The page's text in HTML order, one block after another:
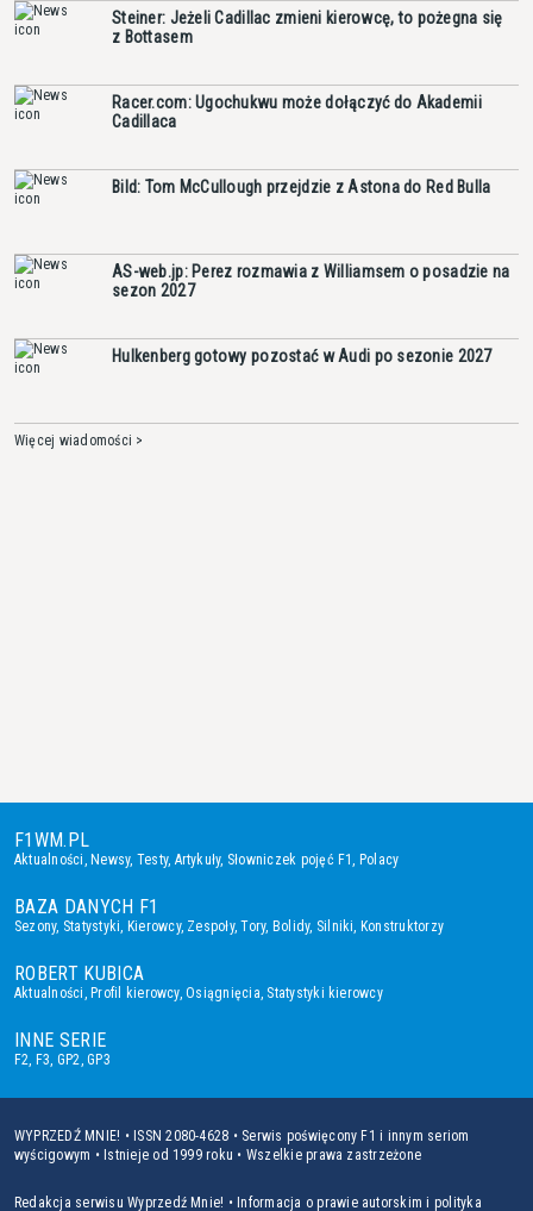
Steiner: Jeżeli Cadillac zmieni kierowcę, to pożegna się
z Bottasem
Racer.com: Ugochukwu może dołączyć do Akademii
Cadillaca
Bild: Tom McCullough przejdzie z Astona do Red Bulla
AS-web.jp: Perez rozmawia z Williamsem o posadzie na
sezon 2027
Hulkenberg gotowy pozostać w Audi po sezonie 2027
Więcej wiadomości >
F1WM.PL
Aktualności, Newsy, Testy, Artykuły, Słowniczek pojęć F1, Polacy
BAZA DANYCH F1
Sezony, Statystyki, Kierowcy, Zespoły,Tory, Bolidy, Silniki, Konstruktorzy
ROBERT KUBICA
Aktualności, Profil kierowcy,Osiągnięcia, Statystyki kierowcy
INNE SERIE
F2, F3, GP2,GP3
WYPRZEDŹ MNIE! • ISSN 2080-4628 • Serwis poświęcony F1 i innym seriom
wyścigowym • Istnieje od 1999 roku • Wszelkie prawa zastrzeżone
Redakcja serwisu Wyprzedź Mnie! • Informacja o prawie autorskim i polityka